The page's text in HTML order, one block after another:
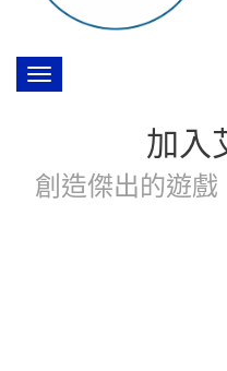
Toggle
navigation
加入
創造傑出的遊戲